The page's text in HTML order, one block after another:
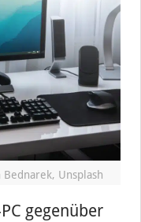
Bednarek, Unsplash
gegenüber